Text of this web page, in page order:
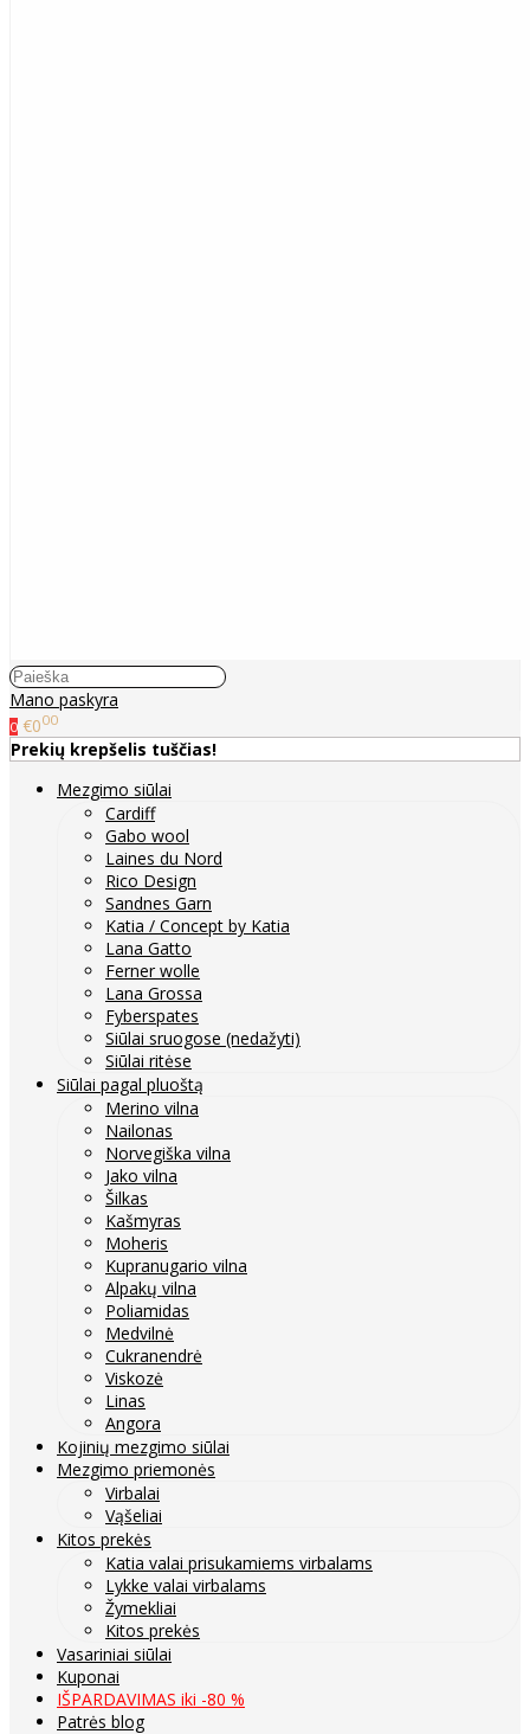
Mano paskyra
0 €000
Prekių krepšelis tuščias!
Mezgimo siūlai
Cardiff
Gabo wool
Laines du Nord
Rico Design
Sandnes Garn
Katia / Concept by Katia
Lana Gatto
Ferner wolle
Lana Grossa
Fyberspates
Siūlai sruogose (nedažyti)
Siūlai ritėse
Siūlai pagal pluoštą
Merino vilna
Nailonas
Norvegiška vilna
Jako vilna
Šilkas
Kašmyras
Moheris
Kupranugario vilna
Alpakų vilna
Poliamidas
Medvilnė
Cukranendrė
Viskozė
Linas
Angora
Kojinių mezgimo siūlai
Mezgimo priemonės
Virbalai
Vąšeliai
Kitos prekės
Katia valai prisukamiems virbalams
Lykke valai virbalams
Žymekliai
Kitos prekės
Vasariniai siūlai
Kuponai
IŠPARDAVIMAS iki -80 %
Patrės blog